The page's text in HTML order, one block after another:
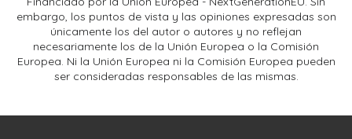
embargo, los puntos de vista y las opiniones expresadas son
únicamente los del autor o autores y no reflejan
necesariamente los de la Unión Europea o la Comisión
Europea. Ni la Unión Europea ni la Comisión Europea pueden
ser consideradas responsables de las mismas.